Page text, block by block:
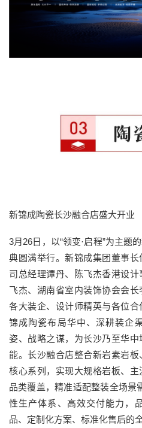
新锦成陶瓷长沙融合店盛大开业
3月26日，以“领变·启程”为主题
典圆满举行。新锦成集团董事
司总经理谭丹、陈飞杰香港设
飞杰、湖南省室内装饰协会会
各大装企、设计师精英与各位
锦成陶瓷布局华中、深耕装企
姿、战略之谋，为长沙乃至华
能。长沙融合店整合新岩素岩
核心系列，实现大规格岩板、
品类覆盖，精准适配整装全场景
性生产体系、高效交付能力，
品、定制化方案、标准化售后的